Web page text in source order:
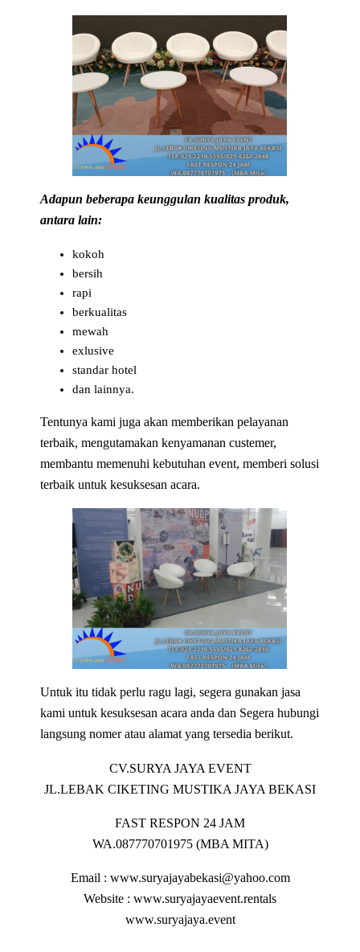
Adapun beberapa keunggulan kualitas produk,
antara lain:
kokoh
bersih
rapi
berkualitas
mewah
exlusive
standar hotel
dan lainnya.
Tentunya kami juga akan memberikan pelayanan
terbaik, mengutamakan kenyamanan custemer,
membantu memenuhi kebutuhan event, memberi solusi
terbaik untuk kesuksesan acara.
Untuk itu tidak perlu ragu lagi, segera gunakan jasa
kami untuk kesuksesan acara anda dan Segera hubungi
langsung nomer atau alamat yang tersedia berikut.
CV.SURYA JAYA EVENT
JL.LEBAK CIKETING MUSTIKA JAYA BEKASI
FAST RESPON 24 JAM
WA.087770701975 (MBA MITA)
Email : www.suryajayabekasi@yahoo.com
Website : www.suryajayaevent.rentals
www.suryajaya.event